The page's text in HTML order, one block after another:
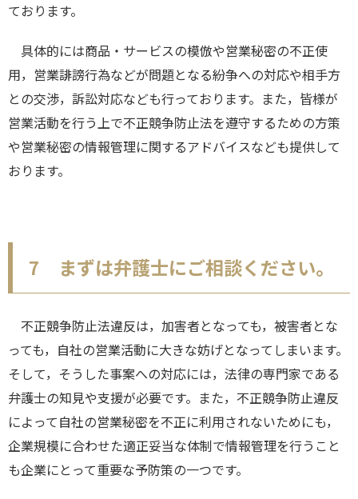
ております。
具体的には商品・サービスの模倣や営業秘密の不正使
用，営業誹謗行為などが問題となる紛争への対応や相手方
との交渉，訴訟対応なども行っております。また，皆様が
営業活動を行う上で不正競争防止法を遵守するための方策
や営業秘密の情報管理に関するアドバイスなども提供して
おります。
7 まずは弁護士にご相談ください。
不正競争防止法違反は，加害者となっても，被害者とな
っても，自社の営業活動に大きな妨げとなってしまいます。
そして，そうした事案への対応には，法律の専門家である
弁護士の知見や支援が必要です。また，不正競争防止違反
によって自社の営業秘密を不正に利用されないためにも，
企業規模に合わせた適正妥当な体制で情報管理を行うこと
も企業にとって重要な予防策の一つです。